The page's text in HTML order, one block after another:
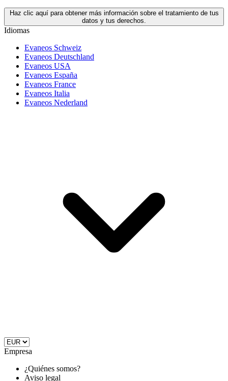
Haz clic aquí para obtener más información sobre el tratamiento de tus
datos y tus derechos.
Idiomas
Evaneos Schweiz
Evaneos Deutschland
Evaneos USA
Evaneos España
Evaneos France
Evaneos Italia
Evaneos Nederland
Empresa
¿Quiénes somos?
Aviso legal